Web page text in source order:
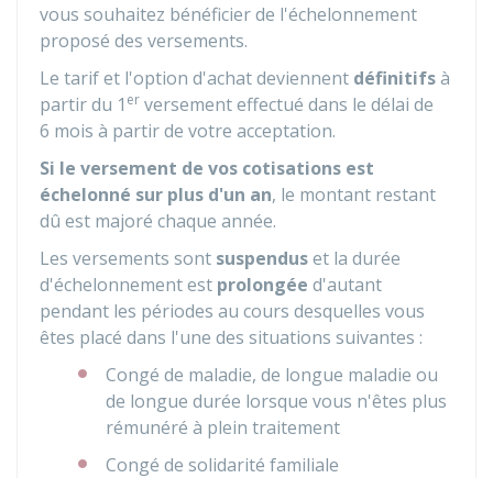
vous souhaitez bénéficier de l'échelonnement
proposé des versements.
Le tarif et l'option d'achat deviennent définitifsà
partir du 1 er versement effectué dans le délai de
6 mois à partir de votre acceptation.
Si le versement de vos cotisations est
échelonné sur plus d'un an, le montant restant
dû est majoré chaque année.
Les versements sont suspenduset la durée
d'échelonnement est prolongée d'autant
pendant les périodes au cours desquelles vous
êtes placé dans l'une des situations suivantes :
Congé de maladie, de longue maladie ou
de longue durée lorsque vous n'êtes plus
rémunéré à plein traitement
Congé de solidarité familiale